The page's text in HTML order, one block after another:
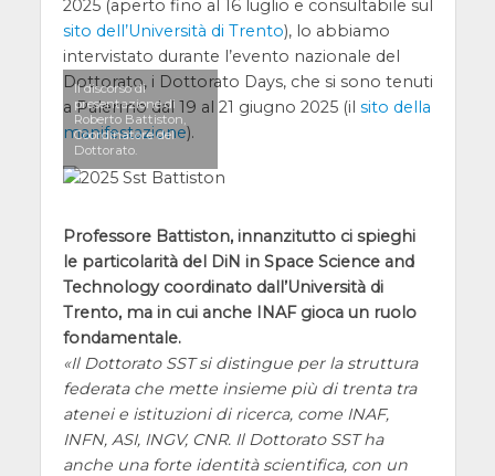
2025 (aperto fino al 16 luglio e consultabile sul
sito dell’Università di Trento), lo abbiamo
intervistato durante l’evento nazionale del
Dottorato, i Dottorato Days, che si sono tenuti
a Palermo dal 19 al 21 giugno 2025 (il sito della
manifestazione).
Il discorso di
presentazione di
Roberto Battiston,
Coordinatore del
Dottorato.
Professore Battiston, innanzitutto ci spieghi
le particolarità del DiN in Space Science and
Technology coordinato dall’Università di
Trento, ma in cui anche INAF gioca un ruolo
fondamentale.
Il Dottorato SST si distingue per la struttura
federata che mette insieme più di trenta tra
atenei e istituzioni di ricerca, come INAF,
INFN, ASI, INGV, CNR. Il Dottorato SST ha
anche una forte identità scientifica, con un